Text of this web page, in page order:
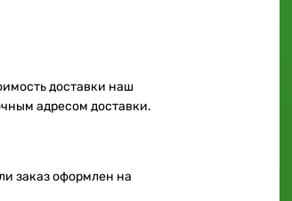
доставки наш
адресом доставки.
заказ оформлен на